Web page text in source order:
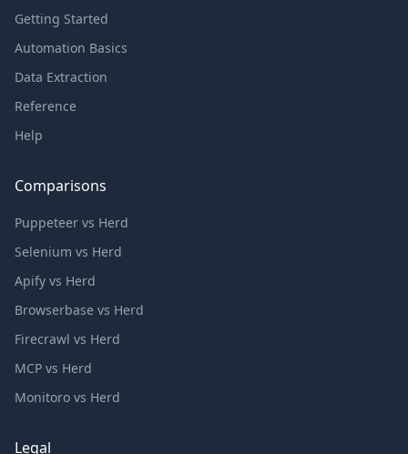
Getting Started
Automation Basics
Data Extraction
Reference
Help
Comparisons
Puppeteer vs Herd
Selenium vs Herd
Apify vs Herd
Browserbase vs Herd
Firecrawl vs Herd
MCP vs Herd
Monitoro vs Herd
Legal